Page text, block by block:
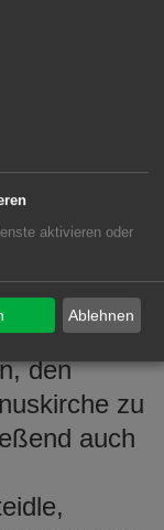
Juni, um
und
e.V.
den
zu
auch
aktivieren oder
Ablehnen